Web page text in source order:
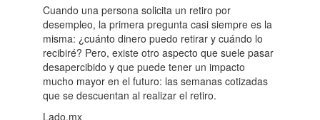
Cuando una persona solicita un retiro por
desempleo, la primera pregunta casi siempre es la
misma: ¿cuánto dinero puedo retirar y cuándo lo
recibiré? Pero, existe otro aspecto que suele pasar
desapercibido y que puede tener un impacto
mucho mayor en el futuro: las semanas cotizadas
que se descuentan al realizar el retiro.
Lado.mx